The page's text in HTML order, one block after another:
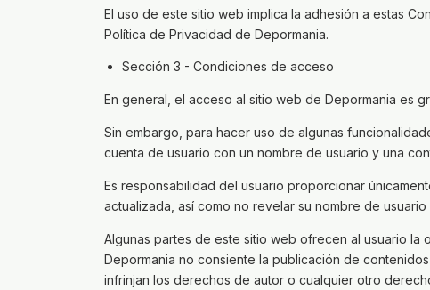
El uso de este sitio web implica la adhesión a estas
Política de Privacidad de Depormania.
Sección 3 - Condiciones de acceso
En general, el acceso al sitio web de Depormania es
Sin embargo, para hacer uso de algunas
cuenta de usuario con un nombre de usuario y una
Es responsabilidad del usuario proporcionar
actualizada, así como no revelar su nombre de
Algunas partes de este sitio web ofrecen al usuario la
Depormania no consiente la publicación de
infrinjan los derechos de autor o cualquier otro